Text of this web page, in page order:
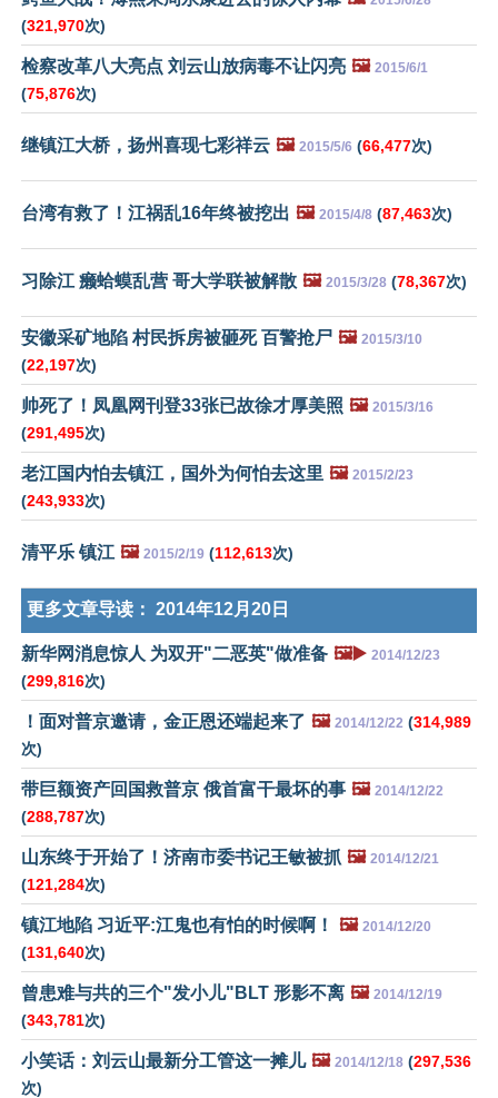
(321,970次)
检察改革八大亮点 刘云山放病毒不让闪亮 🖼️ 2015/6/1
(75,876次)
继镇江大桥，扬州喜现七彩祥云 🖼️ 2015/5/6 (66,477次)
台湾有救了！江祸乱16年终被挖出 🖼️ 2015/4/8 (87,463次)
习除江 癞蛤蟆乱营 哥大学联被解散 🖼️ 2015/3/28 (78,367次)
安徽采矿地陷 村民拆房被砸死 百警抢尸 🖼️ 2015/3/10
(22,197次)
帅死了！凤凰网刊登33张已故徐才厚美照 🖼️ 2015/3/16
(291,495次)
老江国内怕去镇江，国外为何怕去这里 🖼️ 2015/2/23
(243,933次)
清平乐 镇江 🖼️ 2015/2/19 (112,613次)
更多文章导读： 2014年12月20日
新华网消息惊人 为双开"二恶英"做准备 🖼️▶️ 2014/12/23
(299,816次)
！面对普京邀请，金正恩还端起来了 🖼️ 2014/12/22 (314,989
次)
带巨额资产回国救普京 俄首富干最坏的事 🖼️ 2014/12/22
(288,787次)
山东终于开始了！济南市委书记王敏被抓 🖼️ 2014/12/21
(121,284次)
镇江地陷 习近平:江鬼也有怕的时候啊！ 🖼️ 2014/12/20
(131,640次)
曾患难与共的三个"发小儿"BLT 形影不离 🖼️ 2014/12/19
(343,781次)
小笑话：刘云山最新分工管这一摊儿 🖼️ 2014/12/18 (297,536
次)